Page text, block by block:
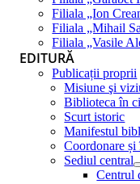
Filiala „Ion
Filiala „Mihail
Filiala „Vasile
EDITURĂ
Publicații proprii
Misiune şi
Biblioteca în
Scurt istoric
Manifestul
Coordonare și
Sediul central
Centrul